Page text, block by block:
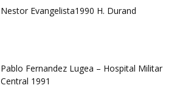
Nestor Evangelista1990 H. Durand
Pablo Fernandez Lugea – Hospital Militar
Central 1991